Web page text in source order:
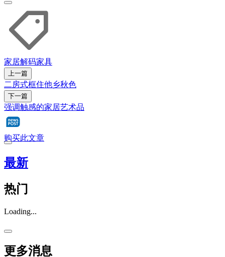
家居解码家具
上一篇
二房式框住他乡秋色
下一篇
强调触感的家居艺术品
购买此文章
最新
热门
Loading...
更多消息